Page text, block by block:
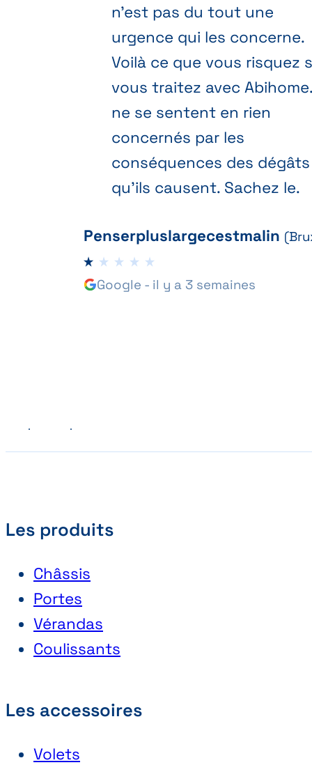
n'est pas du tout une
urgence qui les concerne.
Voilà ce que vous risquez
vous traitez avec
ne se sentent en rien
concernés par les
conséquences des dégâts
qu'ils causent. Sachez le.
Penserpluslargecestmalin
Google - il y a 3 semaines
Les produits
Châssis
Portes
Vérandas
Coulissants
Les accessoires
Volets